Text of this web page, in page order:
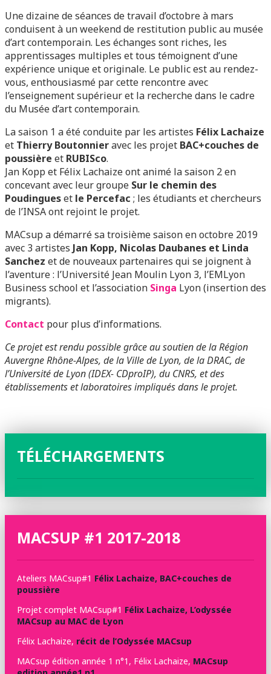
Une dizaine de séances de travail d’octobre à mars
conduisent à un weekend de restitution public au musée
d’art contemporain. Les échanges sont riches, les
apprentissages multiples et tous témoignent d’une
expérience unique et originale. Le public est au rendez-
vous, enthousiasmé par cette rencontre avec
l’enseignement supérieur et la recherche dans le cadre
du Musée d’art contemporain.
La saison 1 a été conduite par les artistes Félix Lachaize
et Thierry Boutonnieravec les projet BAC+couches de
poussière et RUBISco.
Jan Kopp et Félix Lachaize ont animé la saison 2 en
concevant avec leur groupe Sur le chemin des
Poudingueset le Percefac ; les étudiants et chercheurs
de l’INSA ont rejoint le projet.
MACsup a démarré sa troisième saison en octobre 2019
avec 3 artistes Jan Kopp, Nicolas Daubanes et Linda
Sanchez et de nouveaux partenaires qui se joignent à
l’aventure : l’Université Jean Moulin Lyon 3, l’EMLyon
Business school et l’association Singa Lyon (insertion des
migrants).
Contact pour plus d’informations.
Ce projet est rendu possible grâce au soutien de la Région
Auvergne Rhône-Alpes, de la Ville de Lyon, de la DRAC, de
l’Université de Lyon (IDEX- CDproIP), du CNRS, et des
établissements et laboratoires impliqués dans le projet.
TÉLÉCHARGEMENTS
MACSUP #1 2017-2018
Ateliers MACsup#1 Félix Lachaize, BAC+couches de
poussière
Projet complet MACsup#1 Félix Lachaize, L’odyssée
MACsup au MAC de Lyon
Félix Lachaize, récit de l’Odyssée MACsup
MACsup édition année 1 n°1, Félix Lachaize, MACsup